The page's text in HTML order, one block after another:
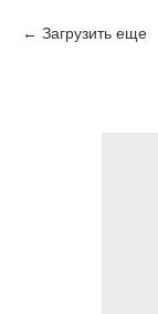
Загрузить еще